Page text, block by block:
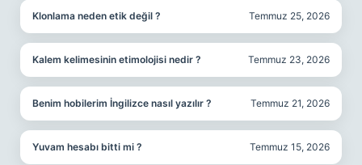
Klonlama neden etik değil ? Temmuz 25, 2026
Kalem kelimesinin etimolojisi nedir ? Temmuz 23, 2026
Benim hobilerim İngilizce nasıl yazılır ? Temmuz 21, 2026
Yuvam hesabı bitti mi ? Temmuz 15, 2026